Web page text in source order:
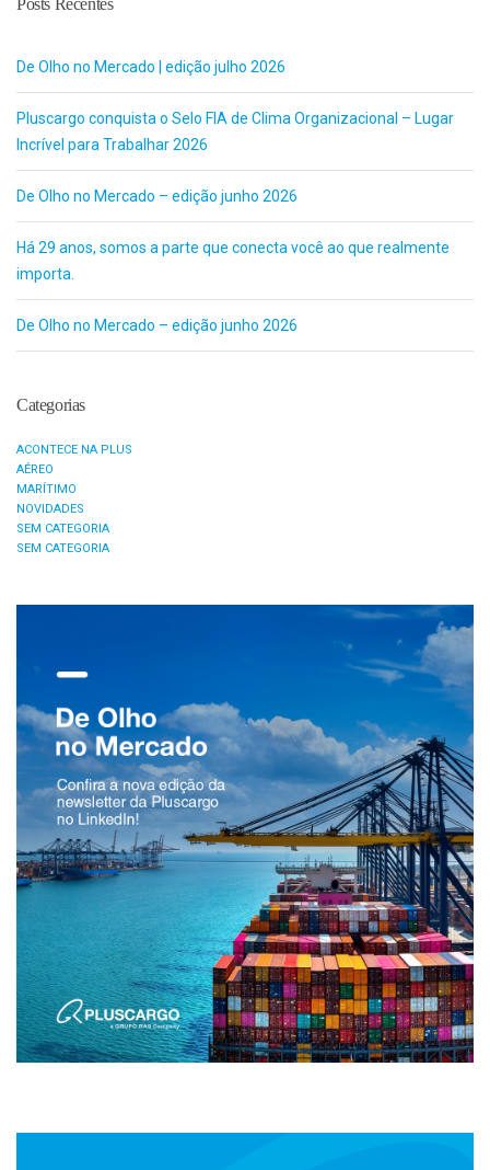
Posts Recentes
De Olho no Mercado | edição julho 2026
Pluscargo conquista o Selo FIA de Clima Organizacional – Lugar
Incrível para Trabalhar 2026
De Olho no Mercado – edição junho 2026
Há 29 anos, somos a parte que conecta você ao que realmente
importa.
De Olho no Mercado – edição junho 2026
Categorias
ACONTECE NA PLUS
AÉREO
MARÍTIMO
NOVIDADES
SEM CATEGORIA
SEM CATEGORIA